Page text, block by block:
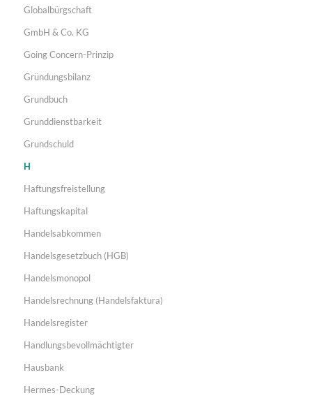
Globalbürgschaft
GmbH & Co. KG
Going Concern-Prinzip
Gründungsbilanz
Grundbuch
Grunddienstbarkeit
Grundschuld
H
Haftungsfreistellung
Haftungskapital
Handelsabkommen
Handelsgesetzbuch (HGB)
Handelsmonopol
Handelsrechnung (Handelsfaktura)
Handelsregister
Handlungsbevollmächtigter
Hausbank
Hermes-Deckung